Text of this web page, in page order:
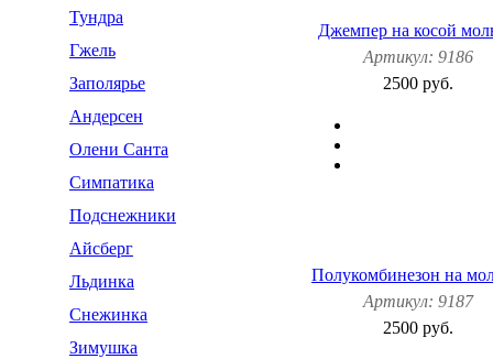
Тундра
Гжель
Заполярье
Андерсен
Олени Санта
Симпатика
Подснежники
Айсберг
Льдинка
Снежинка
Зимушка
Джемпер на косой
Артикул: 9186
2500 руб.
Полукомбинезон на
Артикул: 9187
2500 руб.